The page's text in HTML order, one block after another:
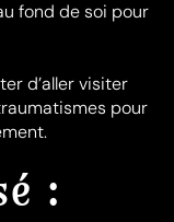
fond de soi pour
d’aller visiter
pour
: